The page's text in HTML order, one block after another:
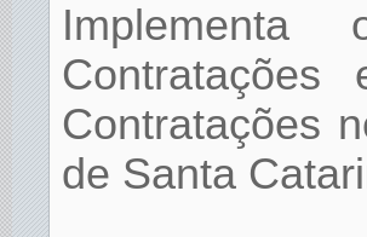
Contratações
de Santa